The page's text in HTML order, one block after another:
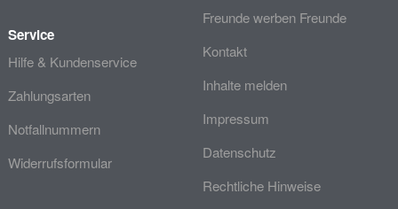
Service
Hilfe & Kundenservice
Zahlungsarten
Notfallnummern
Widerrufsformular
Freunde werben Freunde
Kontakt
Inhalte melden
Impressum
Datenschutz
Rechtliche Hinweise